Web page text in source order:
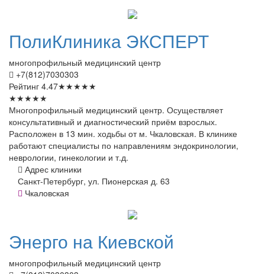
ПолиКлиника ЭКСПЕРТ
многопрофильный медицинский центр
+7(812)7030303
Рейтинг 4.47★★★★★
★★★★★
Многопрофильный медицинский центр. Осуществляет
консультативный и диагностический приём взрослых.
Расположен в 13 мин. ходьбы от м. Чкаловская. В клинике
работают специалисты по направлениям эндокринологии,
неврологии, гинекологии и т.д.
Адрес клиники
Санкт-Петербург, ул. Пионерская д. 63
Чкаловская
Энерго на Киевской
многопрофильный медицинский центр